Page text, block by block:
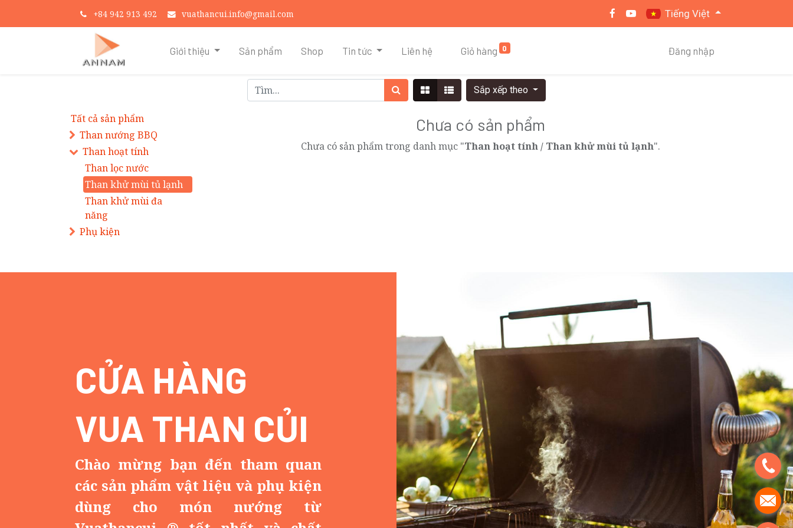
.
.
+84 942 913 492 vuathancui.info@gmail.com Tiếng Việt
Giới thiệu Sản phẩm Shop Tin tức Liên hệ Giỏ hàng 0 Đăng nhập
Sắp xếp theo
Tất cả sản phẩm
Than nướng BBQ
Than hoạt tính
Than lọc nước
Than khử mùi tủ lạnh
Than khử mùi đa
năng
Phụ kiện
Chưa có sản phẩm
Chưa có sản phẩm trong danh mục "Than hoạt tính / Than khử mùi tủ lạnh".
CỬA HÀNG
VUA THAN CỦI
Chào mừng bạn đến tham quan
các sản phẩm vật liệu và phụ kiện
dùng cho món nướng từ
`